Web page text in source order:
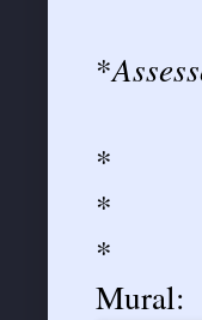
*
*
*
*
Mural: